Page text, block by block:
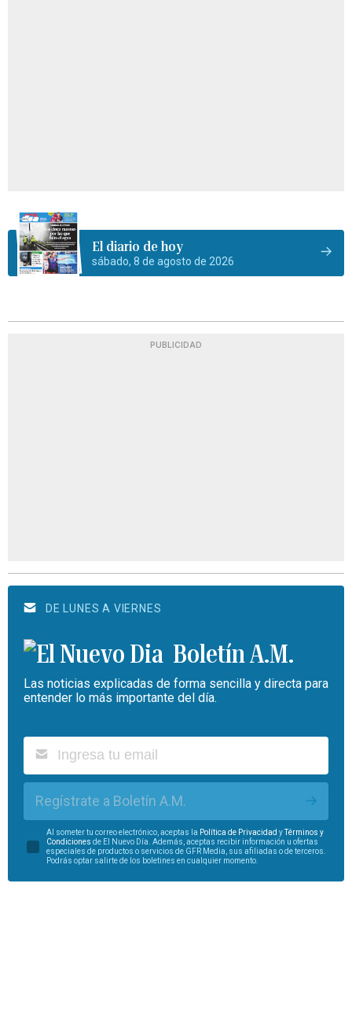
El diario de hoy
sábado, 8 de agosto de 2026
PUBLICIDAD
DE LUNES A VIERNES
Boletín A.M.
Las noticias explicadas de forma sencilla y directa para
entender lo más importante del día.
Regístrate a Boletín A.M.
Al someter tu correo electrónico, aceptas la Política de Privacidad yTérminos y
Condiciones de El Nuevo Día. Además, aceptas recibir información u ofertas
especiales de productos o servicios de GFR Media, sus afiliadas o de terceros.
Podrás optar salirte de los boletines en cualquier momento.